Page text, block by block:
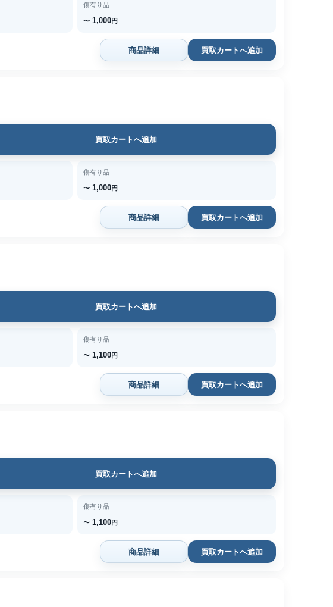
傷有り品
〜 1,000円
商品詳細 買取カートへ追加
買取カートへ追加
傷有り品
〜 1,000円
商品詳細 買取カートへ追加
買取カートへ追加
傷有り品
〜 1,100円
商品詳細 買取カートへ追加
買取カートへ追加
傷有り品
〜 1,100円
商品詳細 買取カートへ追加